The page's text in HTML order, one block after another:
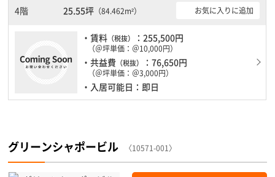
4階 25.55坪 （84.462m²） お気に入りに追加
・賃料 （税抜） ：255,500円
（＠坪単価：＠10,000円）
・共益費 （税抜） ：76,650円
（＠坪単価：＠3,000円）
・入居可能日：即日
グリーンシャポービル 〈10571-001〉